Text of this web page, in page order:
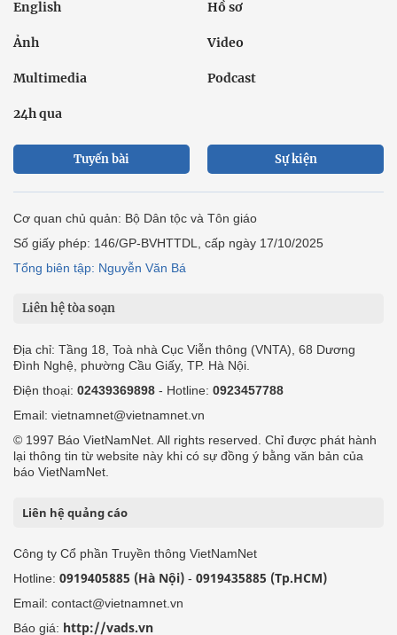
English Hồ sơ
Ảnh Video
Multimedia Podcast
24h qua
Tuyến bài Sự kiện
Cơ quan chủ quản: Bộ Dân tộc và Tôn giáo
Số giấy phép: 146/GP-BVHTTDL, cấp ngày 17/10/2025
Tổng biên tập: Nguyễn Văn Bá
Liên hệ tòa soạn
Địa chỉ: Tầng 18, Toà nhà Cục Viễn thông (VNTA), 68 Dương
Đình Nghệ, phường Cầu Giấy, TP. Hà Nội.
Điện thoại: 02439369898 - Hotline: 0923457788
Email: vietnamnet@vietnamnet.vn
© 1997 Báo VietNamNet. All rights reserved. Chỉ được phát hành
lại thông tin từ website này khi có sự đồng ý bằng văn bản của
báo VietNamNet.
Liên hệ quảng cáo
Công ty Cổ phần Truyền thông VietNamNet
Hotline: 0919405885 (Hà Nội) - 0919435885 (Tp.HCM)
Email: contact@vietnamnet.vn
Báo giá: http://vads.vn